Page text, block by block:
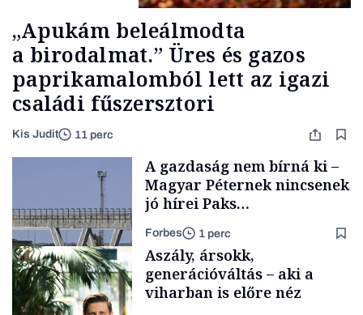
„Apukám beleálmodta
a birodalmat.” Üres és gazos
paprikamalomból lett az igazi
családi fűszersztori
Kis Judit 11 perc
A gazdaság nem bírná ki –
Magyar Péternek nincsenek
jó hírei Paks
újraindításáról
Forbes 1 perc
Aszály, ársokk,
generációváltás – aki a
viharban is előre néz